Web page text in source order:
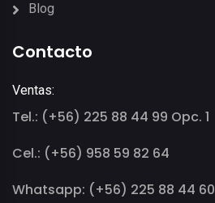
Blog
Contacto
Ventas:
Tel.: (+56) 225 88 44 99 Opc. 1
Cel.: (+56) 958 59 82 64
Whatsapp: (+56) 225 88 44 60